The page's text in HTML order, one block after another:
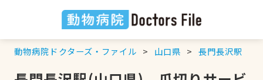
動物病院ドクターズ・ファイル 山口県 長門長沢駅